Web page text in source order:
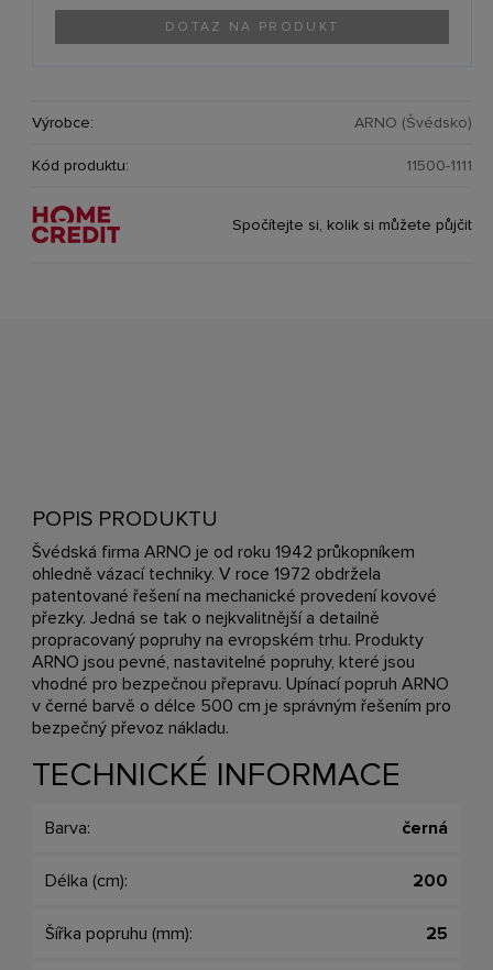
DOTAZ NA PRODUKT
Výrobce: ARNO (Švédsko)
Kód produktu: 11500-1111
Spočítejte si, kolik si můžete půjčit
POPIS PRODUKTU
Švédská firma ARNO je od roku 1942 průkopníkem
ohledně vázací techniky. V roce 1972 obdržela
patentované řešení na mechanické provedení kovové
přezky. Jedná se tak o nejkvalitnější a detailně
propracovaný popruhy na evropském trhu. Produkty
ARNO jsou pevné, nastavitelné popruhy, které jsou
vhodné pro bezpečnou přepravu. Upínací popruh ARNO
v černé barvě o délce 500 cm je správným řešením pro
bezpečný převoz nákladu.
TECHNICKÉ INFORMACE
Barva: černá
Délka (cm): 200
Šířka popruhu (mm): 25